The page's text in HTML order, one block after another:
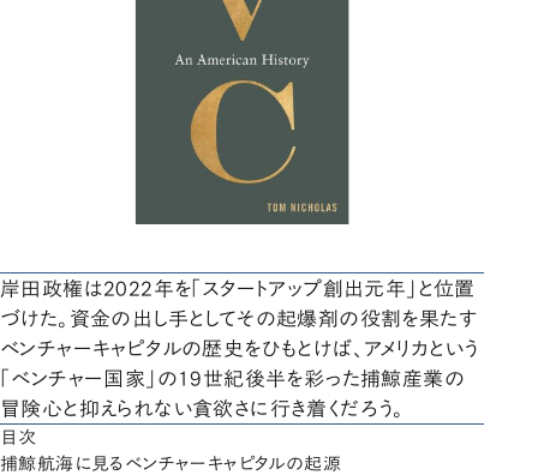
岸田政権は2022年を「スタートアップ創出元年」と位置
づけた。資金の出し手としてその起爆剤の役割を果たす
ベンチャーキャピタルの歴史をひもとけば、アメリカという
「ベンチャー国家」の19世紀後半を彩った捕鯨産業の
冒険心と抑えられない貪欲さに行き着くだろう。
目次
捕鯨航海に見るベンチャーキャピタルの起源